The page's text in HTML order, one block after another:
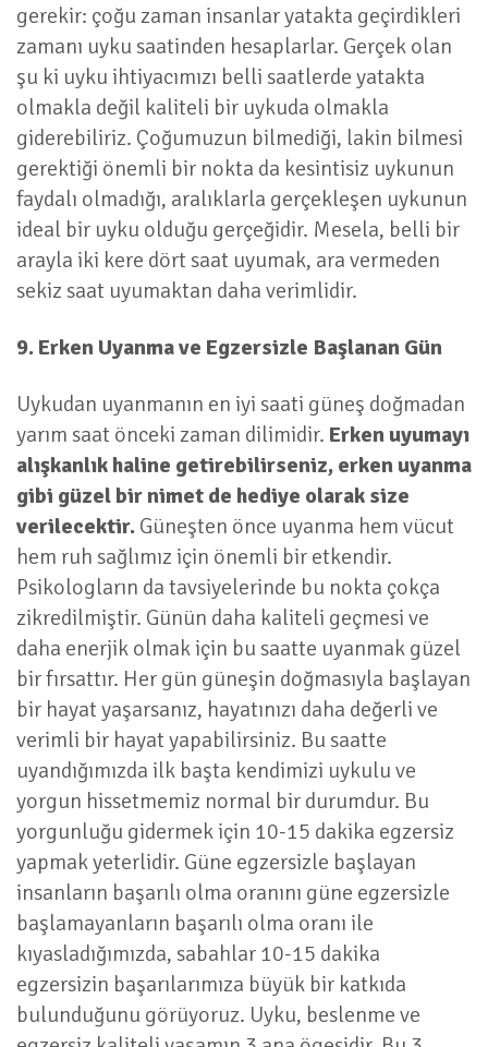
gerekir: çoğu zaman insanlar yatakta geçirdikleri
zamanı uyku saatinden hesaplarlar. Gerçek olan
şu ki uyku ihtiyacımızı belli saatlerde yatakta
olmakla değil kaliteli bir uykuda olmakla
giderebiliriz. Çoğumuzun bilmediği, lakin bilmesi
gerektiği önemli bir nokta da kesintisiz uykunun
faydalı olmadığı, aralıklarla gerçekleşen uykunun
ideal bir uyku olduğu gerçeğidir. Mesela, belli bir
arayla iki kere dört saat uyumak, ara vermeden
sekiz saat uyumaktan daha verimlidir.
9. Erken Uyanma ve Egzersizle Başlanan Gün
Uykudan uyanmanın en iyi saati güneş doğmadan
yarım saat önceki zaman dilimidir. Erken uyumayı
alışkanlık haline getirebilirseniz, erken uyanma
gibi güzel bir nimet de hediye olarak size
verilecektir. Güneşten önce uyanma hem vücut
hem ruh sağlımız için önemli bir etkendir.
Psikologların da tavsiyelerinde bu nokta çokça
zikredilmiştir. Günün daha kaliteli geçmesi ve
daha enerjik olmak için bu saatte uyanmak güzel
bir fırsattır. Her gün güneşin doğmasıyla başlayan
bir hayat yaşarsanız, hayatınızı daha değerli ve
verimli bir hayat yapabilirsiniz. Bu saatte
uyandığımızda ilk başta kendimizi uykulu ve
yorgun hissetmemiz normal bir durumdur. Bu
yorgunluğu gidermek için 10-15 dakika egzersiz
yapmak yeterlidir. Güne egzersizle başlayan
insanların başarılı olma oranını güne egzersizle
başlamayanların başarılı olma oranı ile
kıyasladığımızda, sabahlar 10-15 dakika
egzersizin başarılarımıza büyük bir katkıda
bulunduğunu görüyoruz. Uyku, beslenme ve